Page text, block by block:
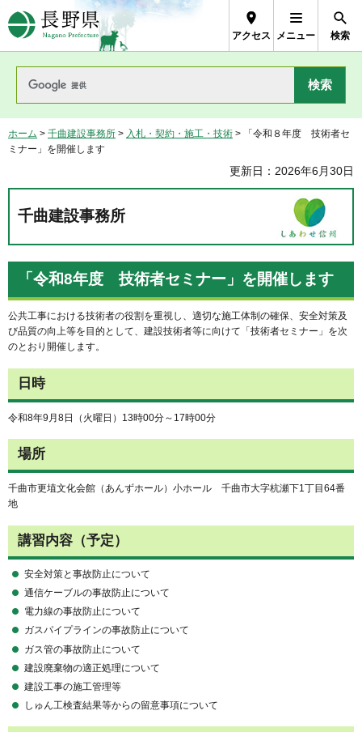
長野県Nagano Prefecture
アクセス メニュー 検索
ホーム > 千曲建設事務所 > 入札・契約・施工・技術 > 「令和８年度 技術者セ
ミナー」を開催します
更新日：2026年6月30日
千曲建設事務所
「令和8年度 技術者セミナー」を開催します
公共工事における技術者の役割を重視し、適切な施工体制の確保、安全対策及
び品質の向上等を目的として、建設技術者等に向けて「技術者セミナー」を次
のとおり開催します。
日時
令和8年9月8日（火曜日）13時00分～17時00分
場所
千曲市更埴文化会館（あんずホール）小ホール 千曲市大字杭瀬下1丁目64番
地
講習内容（予定）
安全対策と事故防止について
通信ケーブルの事故防止について
電力線の事故防止について
ガスパイプラインの事故防止について
ガス管の事故防止について
建設廃棄物の適正処理について
建設工事の施工管理等
しゅん工検査結果等からの留意事項について